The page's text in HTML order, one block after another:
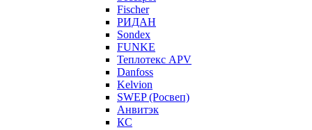
Fischer
РИДАН
Sondex
FUNKE
Теплотекс APV
Danfoss
Kelvion
SWEP (Росвеп)
Анвитэк
КС